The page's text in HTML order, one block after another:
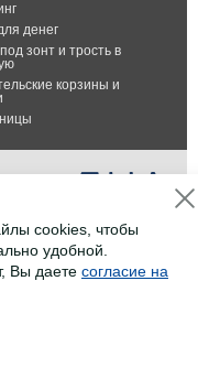
денег
зонт и трость в
корзины и
cookies, чтобы
удобной.
Вы даете согласие на